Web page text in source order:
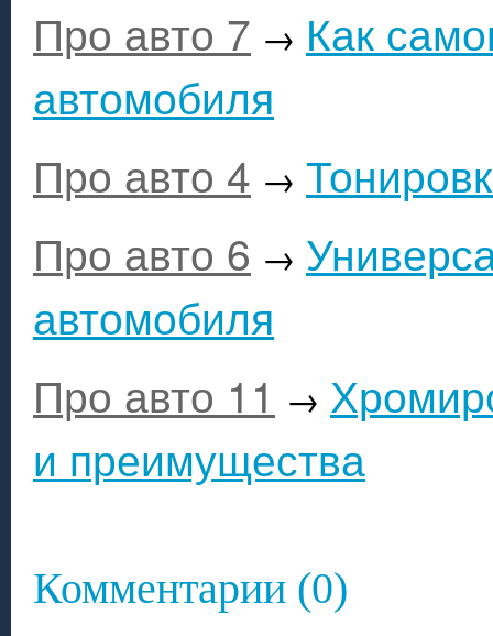
Про авто 7 → Как
автомобиля
Про авто 4 →
Про авто 6 →
автомобиля
Про авто 11 →
и преимущества
Комментарии (0)